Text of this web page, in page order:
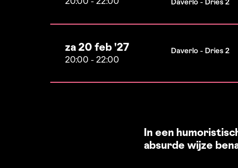
20:00 - 22:00 Daverlo - Dries 2
za 20 feb '27
20:00 - 22:00
Daverlo - Dries 2
In een
absurde wijze